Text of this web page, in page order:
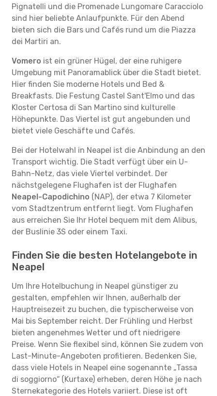
Pignatelli und die Promenade Lungomare Caracciolo
sind hier beliebte Anlaufpunkte. Für den Abend
bieten sich die Bars und Cafés rund um die Piazza
dei Martiri an.
Vomero ist ein grüner Hügel, der eine ruhigere
Umgebung mit Panoramablick über die Stadt bietet.
Hier finden Sie moderne Hotels und Bed &
Breakfasts. Die Festung Castel Sant'Elmo und das
Kloster Certosa di San Martino sind kulturelle
Höhepunkte. Das Viertel ist gut angebunden und
bietet viele Geschäfte und Cafés.
Bei der Hotelwahl in Neapel ist die Anbindung an den
Transport wichtig. Die Stadt verfügt über ein U-
Bahn-Netz, das viele Viertel verbindet. Der
nächstgelegene Flughafen ist der Flughafen
Neapel-Capodichino (NAP), der etwa 7 Kilometer
vom Stadtzentrum entfernt liegt. Vom Flughafen
aus erreichen Sie Ihr Hotel bequem mit dem Alibus,
der Buslinie 3S oder einem Taxi.
Finden Sie die besten Hotelangebote in
Neapel
Um Ihre Hotelbuchung in Neapel günstiger zu
gestalten, empfehlen wir Ihnen, außerhalb der
Hauptreisezeit zu buchen, die typischerweise von
Mai bis September reicht. Der Frühling und Herbst
bieten angenehmes Wetter und oft niedrigere
Preise. Wenn Sie flexibel sind, können Sie zudem von
Last-Minute-Angeboten profitieren. Bedenken Sie,
dass viele Hotels in Neapel eine sogenannte „Tassa
di soggiorno“ (Kurtaxe) erheben, deren Höhe je nach
Sternekategorie des Hotels variiert. Diese ist oft